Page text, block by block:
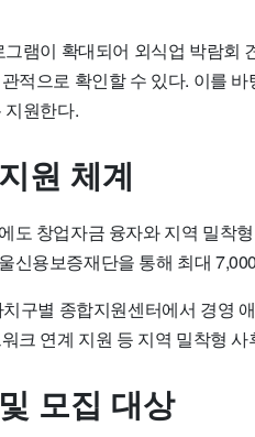
램이 확대되어 외식업 박람회
적으로 확인할 수 있다. 이를
지원한다.
원 체계
도 창업자금 융자와 지역 밀착
신용보증재단을 통해 최대
구별 종합지원센터에서 경영
크 연계 지원 등 지역 밀착형
모집 대상